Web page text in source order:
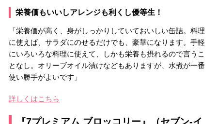
栄養価もいいしアレンジも利くし優等生！
「栄養価が高く、身がしっかりしていておいしい缶詰。料理
に使えば、サラダにのせるだけでも、豪華になります。手軽
にいろいろな料理に使えて、しかも栄養も摂れるので言うこ
となし。オリーブオイル漬けなどもありますが、水煮が一番
使い勝手がよいです」
詳しくはこちら
『7プレミアム ブロッコリー』（セブン-イ